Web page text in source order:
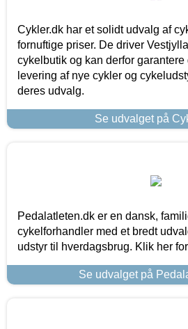
Cykler.dk har et solidt udvalg af
fornuftige priser. De driver
cykelbutik og kan derfor
levering af nye cykler og
deres udvalg.
Se udvalget på
Pedalatleten.dk er en dansk,
cykelforhandler med et bredt
udstyr til hverdagsbrug. Klik her
Se udvalget på